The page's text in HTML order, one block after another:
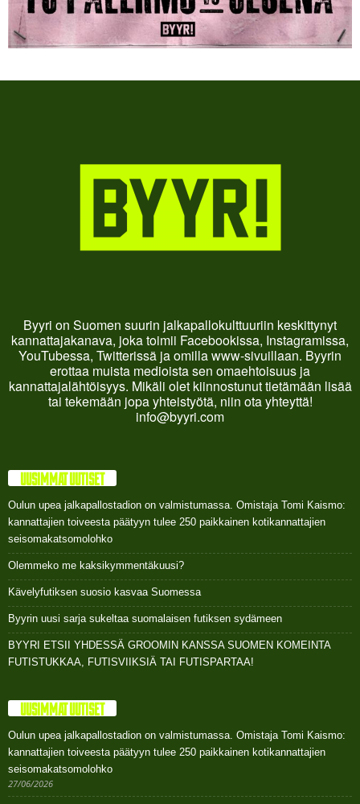
Byyri on Suomen suurin jalkapallokulttuuriin keskittynyt
kannattajakanava, joka toimii Facebookissa, Instagramissa,
YouTubessa, Twitterissä ja omilla www-sivuillaan. Byyrin
erottaa muista medioista sen omaehtoisuus ja
kannattajalähtöisyys. Mikäli olet kiinnostunut tietämään lisää
tai tekemään jopa yhteistyötä, niin ota yhteyttä!
info@byyri.com
UUSIMMAT UUTISET
Oulun upea jalkapallostadion on valmistumassa. Omistaja Tomi Kaismo:
kannattajien toiveesta päätyyn tulee 250 paikkainen kotikannattajien
seisomakatsomolohko
Olemmeko me kaksikymmentäkuusi?
Kävelyfutiksen suosio kasvaa Suomessa
Byyrin uusi sarja sukeltaa suomalaisen futiksen sydämeen
BYYRI ETSII YHDESSÄ GROOMIN KANSSA SUOMEN KOMEINTA
FUTISTUKKAA, FUTISVIIKSIÄ TAI FUTISPARTAA!
UUSIMMAT UUTISET
Oulun upea jalkapallostadion on valmistumassa. Omistaja Tomi Kaismo:
kannattajien toiveesta päätyyn tulee 250 paikkainen kotikannattajien
seisomakatsomolohko
27/06/2026